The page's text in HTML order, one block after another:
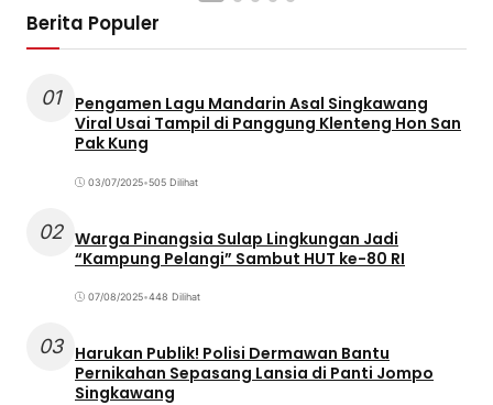
Berita Populer
01
Pengamen Lagu Mandarin Asal Singkawang
Viral Usai Tampil di Panggung Klenteng Hon San
Pak Kung
03/07/2025•505 Dilihat
02 Warga Pinangsia Sulap Lingkungan Jadi
“Kampung Pelangi” Sambut HUT ke-80 RI
07/08/2025•448 Dilihat
03 Harukan Publik! Polisi Dermawan Bantu
Pernikahan Sepasang Lansia di Panti Jompo
Singkawang